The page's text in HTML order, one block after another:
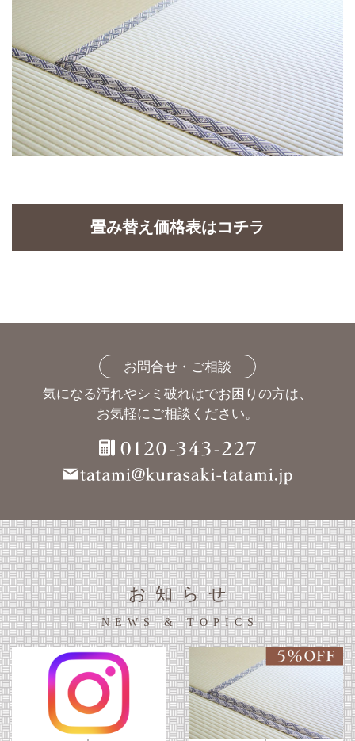
畳み替え価格表はコチラ
お問合せ・ご相談
気になる汚れやシミ破れはでお困りの方は、
お気軽にご相談ください。
お知らせ
NEWS & TOPICS